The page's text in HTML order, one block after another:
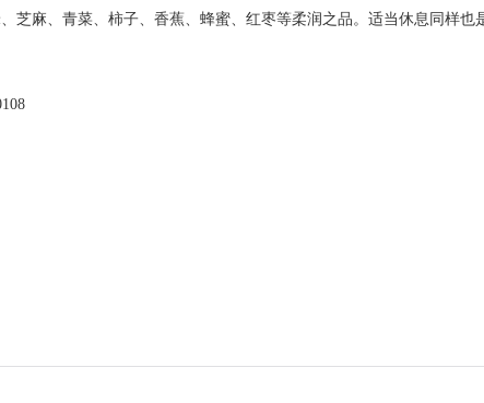
芝麻、青菜、柿子、香蕉、蜂蜜、红枣等柔润之品。适当休息同样也